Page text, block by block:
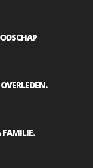
FAMILIE.